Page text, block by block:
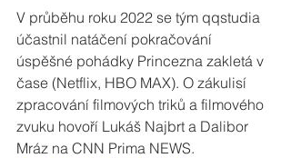
V průběhu roku 2022 se tým qqstudia
účastnil natáčení pokračování
úspěšné pohádky Princezna zakletá v
čase (Netflix, HBO MAX). O zákulisí
zpracování filmových triků a filmového
zvuku hovoří Lukáš Najbrt a Dalibor
Mráz na CNN Prima NEWS.